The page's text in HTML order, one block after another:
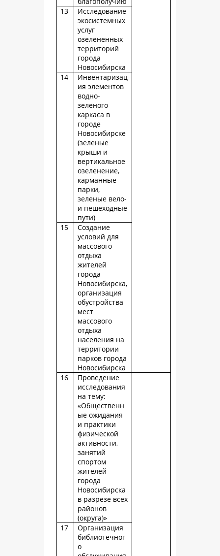
13
Исследование
экосистемных
услуг
озелененных
территорий
города
Новосибирска
14
Инвентаризац
ия элементов
водно-
зеленого
каркаса в
городе
Новосибирске
(зеленые
крыши и
вертикальное
озеленение,
карманные
парки,
зеленые вело-
и пешеходные
пути)
15
Создание
условий для
массового
отдыха
жителей
города
Новосибирска,
организация
обустройства
мест
массового
отдыха
населения на
территории
парков города
Новосибирска
16
Проведение
исследования
на тему:
«Общественн
ые ожидания
и практики
физической
активности,
занятий
спортом
жителей
города
Новосибирска
в разрезе всех
районов
(округа)»
17
Организация
библиотечног
о